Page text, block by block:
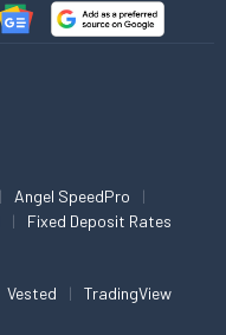
Angel SpeedPro
Fixed Deposit Rates
Vested TradingView